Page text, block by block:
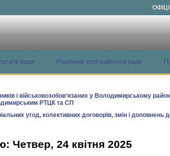
ради Рішенння сесії районної ради
і військовозобов'язаних у Володимирському
РТЦК та СП
угод, колективних договорів, змін і доповнень
Четвер, 24 квітня 2025